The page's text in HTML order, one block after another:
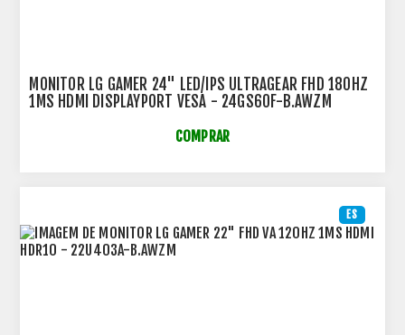
MONITOR LG GAMER 24" LED/IPS ULTRAGEAR FHD 180HZ
1MS HDMI DISPLAYPORT VESA - 24GS60F-B.AWZM
COMPRAR
ES